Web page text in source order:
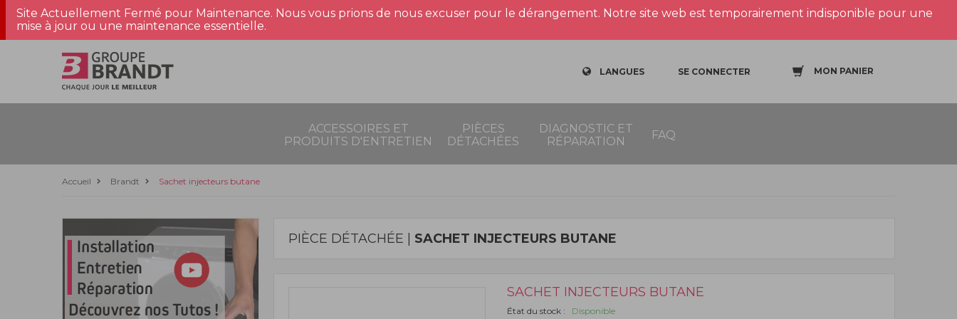
Site Actuellement Fermé pour Maintenance. Nous vous prions de nous excuser pour le dérangement. Notre site web est temporairement indisponible pour une
mise à jour ou une maintenance essentielle.
LANGUES SE CONNECTER MON PANIER
ACCESSOIRES ET
PRODUITS D'ENTRETIEN
PIÈCES
DÉTACHÉES
DIAGNOSTIC ET
RÉPARATION
FAQ
Accueil Brandt Sachet injecteurs butane
PIÈCE DÉTACHÉE | SACHET INJECTEURS BUTANE
SACHET INJECTEURS BUTANE
État du stock : Disponible